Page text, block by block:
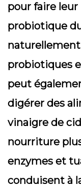
pour faire
probiotique
probiotiques
peut
digérer des
vinaigre de
nourriture
enzymes et
conduisent à